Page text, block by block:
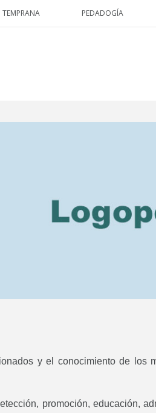
PEDADOGÍA
y el conocimiento de los
promoción, educación,